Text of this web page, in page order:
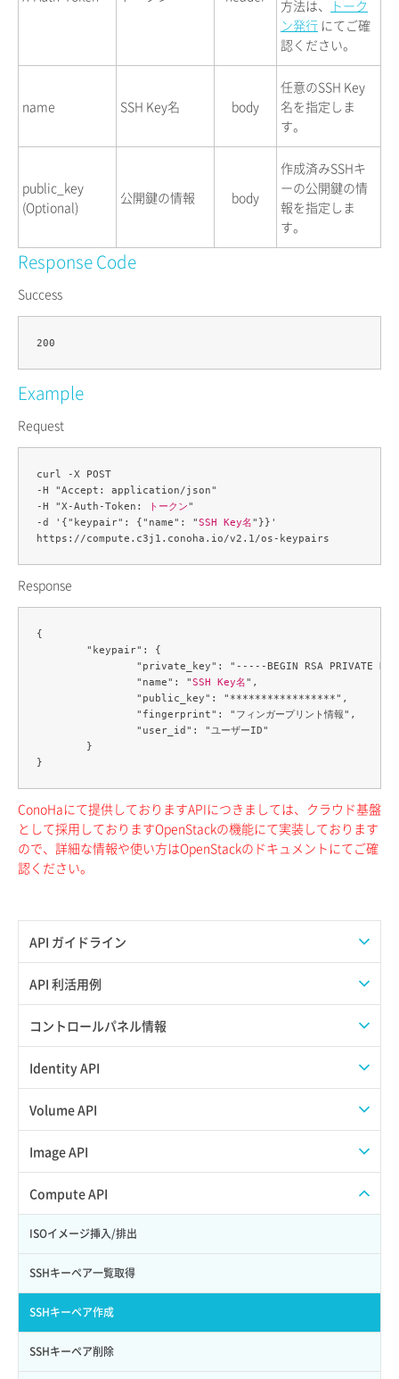
API ガイドライン
APIのご利用について
API 利活用例
APIでAPIサブユーザーを作成する
APIでVPSにISOイメージを挿入する
APIでVPSを作成する
コントロールパネル情報
APIユーザーを作成する
API情報を確認する
Identity API
Credential一覧取得
Credential作成
Credential削除
Credential詳細取得
サブユーザーからロールを紐づけ解除
サブユーザーにロールを紐づけ
サブユーザー一覧取得
Volume API
スナップショット一覧取得
スナップショット作成
スナップショット削除
スナップショット復元
スナップショット詳細一覧取得
スナップショット詳細取得（アイテム指定）
Image API
ISOイメージアップロード
ISOイメージ作成
イメージ一覧取得
イメージ保存使用量取得
イメージ保存容量取得
Compute API
ISOイメージ挿入/排出
SSHキーペア一覧取得
SSHキーペア作成
SSHキーペア削除
方法は、
トーク
ン発行 にてご確
認ください。
name SSH Key名 body
任意のSSH Key
名を指定しま
す。
public_key
(Optional)
公開鍵の情報 body
作成済みSSHキ
ーの公開鍵の情
報を指定しま
す。
Response Code
Success
Example
Request
curl -X POST
-H "Accept: application/json"
-H "X-Auth-Token:
トークン"
-d '{"keypair": {"name": "SSH Key名"}}'
Response
{
		"name": "
SSH Key名",
ConoHaにて提供しておりますAPIにつきましては、クラウド基盤
として採用しておりますOpenStackの機能にて実装しております
ので、詳細な情報や使い方はOpenStackのドキュメントにてご確
認ください。